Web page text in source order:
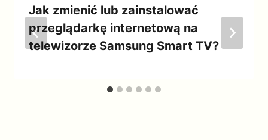
Jak zmienić lub zainstalować
przeglądarkę internetową na
telewizorze Samsung Smart TV?